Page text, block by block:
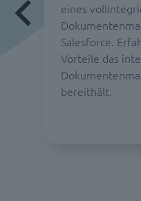
eines
Salesforce.
Vorteile das
bereithält.